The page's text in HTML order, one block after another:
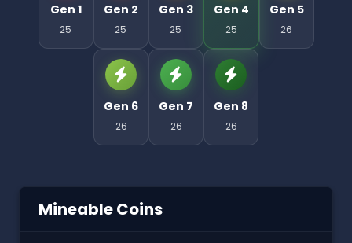
Gen 1
25
Gen 2
25
Gen 3
25
Gen 4
25
Gen 5
26
Gen 6
26
Gen 7
26
Gen 8
26
Mineable Coins